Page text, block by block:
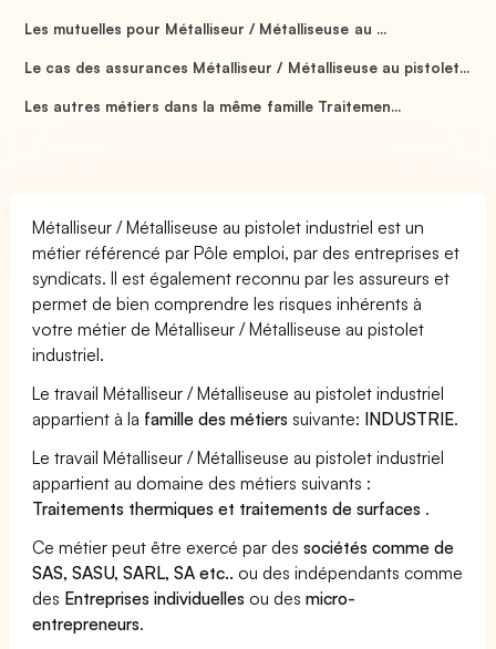
Les mutuelles pour Métalliseur / Métalliseuse au ...
Le cas des assurances Métalliseur / Métalliseuse au pistolet...
Les autres métiers dans la même famille Traitemen...
Métalliseur / Métalliseuse au pistolet industriel est un
métier référencé par Pôle emploi, par des entreprises et
syndicats. Il est également reconnu par les assureurs et
permet de bien comprendre les risques inhérents à
votre métier de Métalliseur / Métalliseuse au pistolet
industriel.
Le travail Métalliseur / Métalliseuse au pistolet industriel
appartient à la famille des métiers suivante: INDUSTRIE.
Le travail Métalliseur / Métalliseuse au pistolet industriel
appartient au domaine des métiers suivants :
Traitements thermiques et traitements de surfaces .
Ce métier peut être exercé par dessociétés comme de
SAS, SASU, SARL, SA etc.. ou des indépendants comme
des Entreprises individuelles ou desmicro-
entrepreneurs.